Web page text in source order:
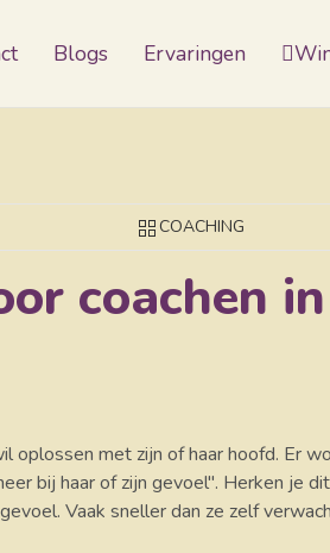
Blogs Ervaringen
COACHING
coachen
oplossen met zijn of haar hoofd. Er
bij haar of zijn gevoel". Herken je
Vaak sneller dan ze zelf